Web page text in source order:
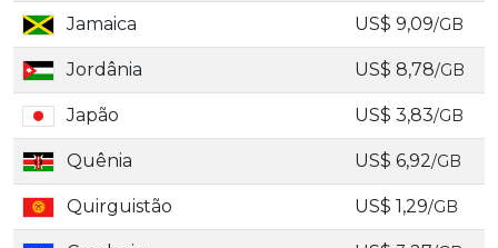
Jamaica US$ 9,09/GB
Jordânia US$ 8,78/GB
Japão US$ 3,83/GB
Quênia US$ 6,92/GB
Quirguistão US$ 1,29/GB